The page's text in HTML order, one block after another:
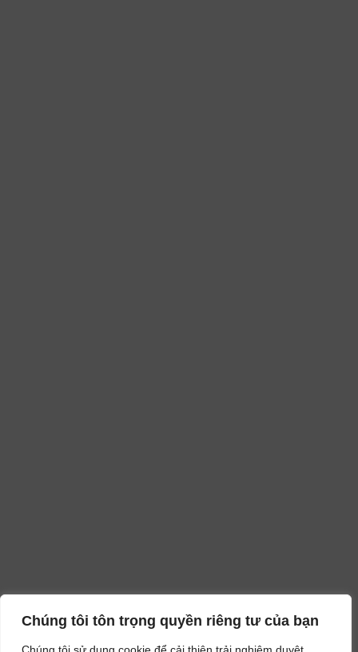
Chúng tôi tôn trọng quyền riêng tư của bạn